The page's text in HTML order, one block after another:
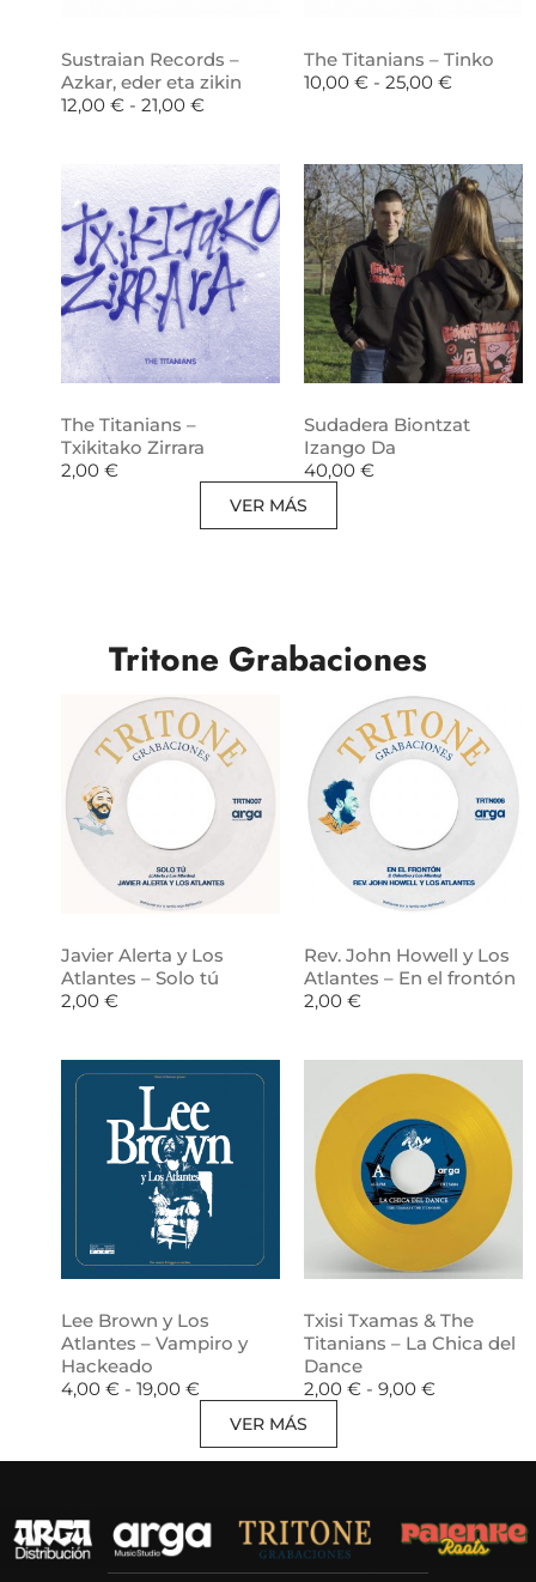
Sustraian Records –
Azkar, eder eta zikin
12,00 € - 21,00 €
The Titanians – Tinko
10,00 € - 25,00 €
The Titanians –
Txikitako Zirrara
2,00 €
Sudadera Biontzat
Izango Da
40,00 €
VER MÁS
Tritone Grabaciones
Javier Alerta y Los
Atlantes – Solo tú
2,00 €
Rev. John Howell y Los
Atlantes – En el frontón
2,00 €
Lee Brown y Los
Atlantes – Vampiro y
Hackeado
4,00 € - 19,00 €
Txisi Txamas & The
Titanians – La Chica del
Dance
2,00 € - 9,00 €
VER MÁS